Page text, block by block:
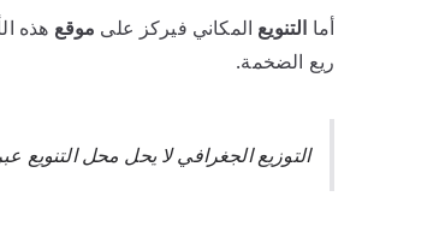
أما التنويع المكاني فيركز على موقع هذه
ريع الضخمة.
التوزيع الجغرافي لا يحل محل التنويع